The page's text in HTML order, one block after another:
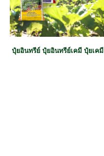
ปุ๋ยอินทรีย์ ปุ๋ยอินทรีย์เคมี ปุ๋ยเคมี